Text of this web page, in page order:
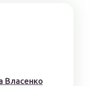
Власенко